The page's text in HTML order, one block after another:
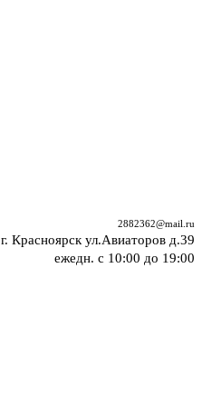
2882362@mail.ru
г. Красноярск ул.Авиаторов д.39
ежедн. с 10:00 до 19:00